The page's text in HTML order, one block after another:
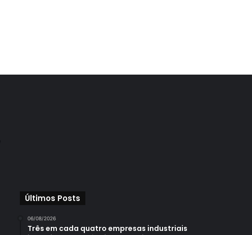
Últimos Posts
06/08/2026
Três em cada quatro empresas industriais